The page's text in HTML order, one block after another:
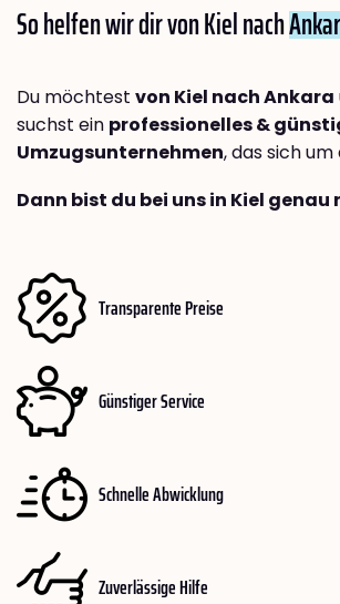
So helfen wir dir von Kiel nach
Du möchtest von Kiel nach Ankara
suchst ein professionelles &
Umzugsunternehmen, das sich
Dann bist du bei uns in Kiel
Transparente Preise
Günstiger Service
Schnelle Abwicklung
Zuverlässige Hilfe